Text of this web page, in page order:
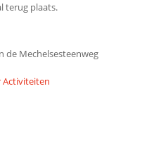
terug plaats.
de Mechelsesteenweg
Activiteiten